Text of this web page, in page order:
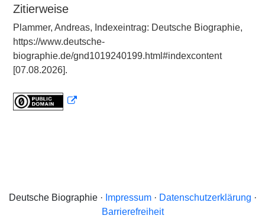
Zitierweise
Plammer, Andreas, Indexeintrag: Deutsche Biographie,
https://www.deutsche-
biographie.de/gnd1019240199.html#indexcontent
[07.08.2026].
Deutsche Biographie · Impressum· Datenschutzerklärung ·
Barrierefreiheit